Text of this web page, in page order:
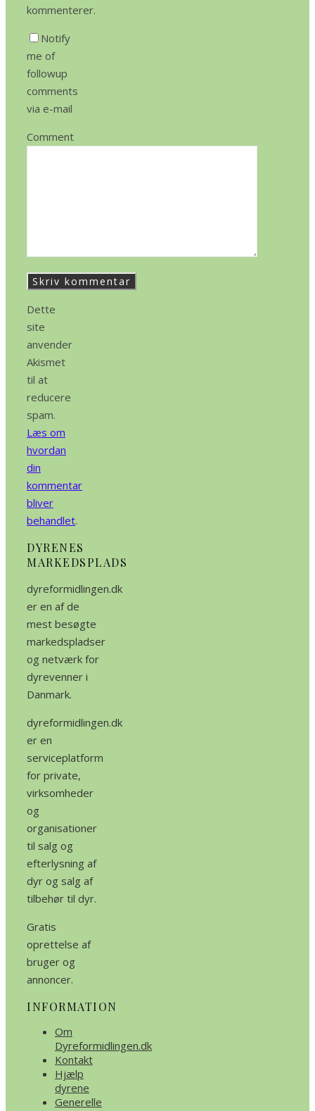
kommenterer.
Notify
me of
followup
comments
via e-mail
Comment
Dette
site
anvender
Akismet
til at
reducere
spam.
Læs om
hvordan
din
kommentar
bliver
behandlet.
DYRENES
MARKEDSPLADS
dyreformidlingen.dk
er en af de
mest besøgte
markedspladser
og netværk for
dyrevenner i
Danmark.
dyreformidlingen.dk
er en
serviceplatform
for private,
virksomheder
og
organisationer
til salg og
efterlysning af
dyr og salg af
tilbehør til dyr.
Gratis
oprettelse af
bruger og
annoncer.
INFORMATION
Om
Dyreformidlingen.dk
Kontakt
Hjælp
dyrene
Generelle